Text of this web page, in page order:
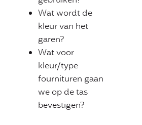
Wat wordt de
kleur van het
garen?
Wat voor
kleur/type
fournituren gaan
we op de tas
bevestigen?